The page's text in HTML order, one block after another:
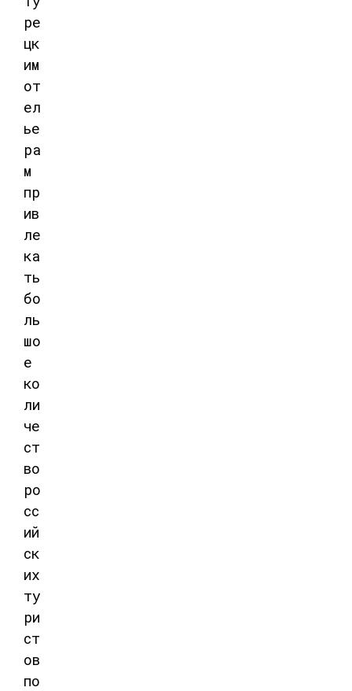
ре
цк
им
от
ел
ье
ра
м
пр
ив
ле
ка
ть
бо
ль
шо
е
ко
ли
че
ст
во
ро
сс
ий
ск
их
ту
ри
ст
ов
по